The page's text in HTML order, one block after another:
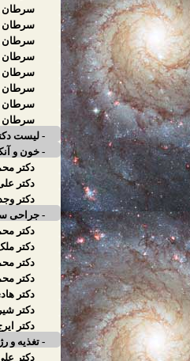
کبدی
سرطان
سرطان
سرطان
سرطان
سرطان
سرطان
سرطان
پوست
سرطان
- لیست
- خون و
دکتر
دکتر
دکتر
- جراحی
دکتر
دکتر
دکتر
دکتر
دکتر
دکتر
دکتر
- تغذیه و
دکتر